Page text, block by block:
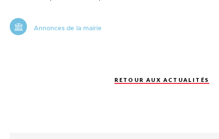
Annonces de la mairie
RETOUR AUX ACTUALITÉS